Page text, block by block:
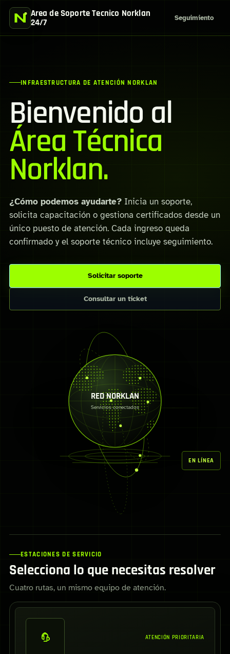
Area de Soporte Tecnico Norklan
24/7
Seguimiento
INFRAESTRUCTURA DE ATENCIÓN NORKLAN
Bienvenido al
Área Técnica
Norklan.
¿Cómo podemos ayudarte? Inicia un soporte,
solicita capacitación o gestiona certificados desde un
único puesto de atención. Cada ingreso queda
confirmado y el soporte técnico incluye seguimiento.
Solicitar soporte
Consultar un ticket
RED NORKLAN
Servicios conectados
EN LÍNEA
ESTACIONES DE SERVICIO
Selecciona lo que necesitas resolver
Cuatro rutas, un mismo equipo de atención.
ATENCIÓN PRIORITARIA